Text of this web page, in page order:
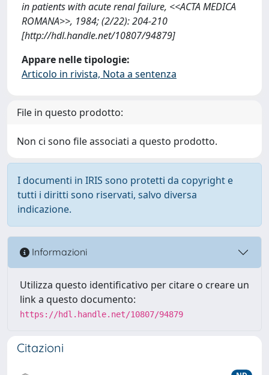
in patients with acute renal failure, <<ACTA MEDICA
ROMANA>>, 1984; (2/22): 204-210
[http://hdl.handle.net/10807/94879]
Appare nelle tipologie:
Articolo in rivista, Nota a sentenza
File in questo prodotto:
Non ci sono file associati a questo prodotto.
I documenti in IRIS sono protetti da copyright e
tutti i diritti sono riservati, salvo diversa
indicazione.
Informazioni
Utilizza questo identificativo per citare o creare un
link a questo documento:
https://hdl.handle.net/10807/94879
Citazioni